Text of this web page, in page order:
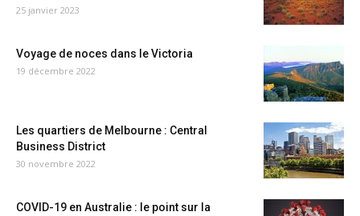
25 janvier 2023
Voyage de noces dans le Victoria
19 décembre 2022
Les quartiers de Melbourne : Central
Business District
30 novembre 2022
COVID-19 en Australie : le point sur la